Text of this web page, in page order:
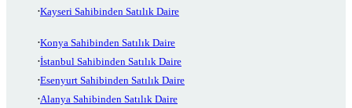
Kayseri Sahibinden Satılık Daire
Konya Sahibinden Satılık Daire
İstanbul Sahibinden Satılık Daire
Esenyurt Sahibinden Satılık Daire
Alanya Sahibinden Satılık Daire